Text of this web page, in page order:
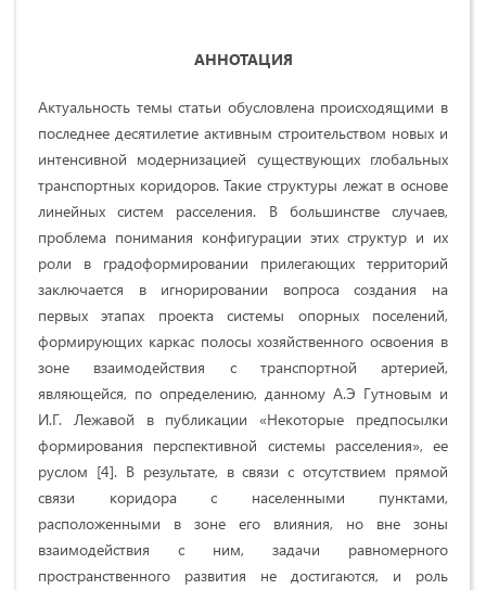
АННОТАЦИЯ
Актуальность темы статьи обусловлена происходящими в
последнее десятилетие активным строительством новых и
интенсивной модернизацией существующих глобальных
транспортных коридоров. Такие структуры лежат в основе
линейных систем расселения. В большинстве случаев,
проблема понимания конфигурации этих структур и их
роли в градоформировании прилегающих территорий
заключается в игнорировании вопроса создания на
первых этапах проекта системы опорных поселений,
формирующих каркас полосы хозяйственного освоения в
зоне взаимодействия с транспортной артерией,
являющейся, по определению, данному А.Э Гутновым и
И.Г. Лежавой в публикации «Некоторые предпосылки
формирования перспективной системы расселения», ее
руслом [4]. В результате, в связи с отсутствием прямой
связи коридора с населенными пунктами,
расположенными в зоне его влияния, но вне зоны
взаимодействия с ним, задачи равномерного
пространственного развития не достигаются, и роль